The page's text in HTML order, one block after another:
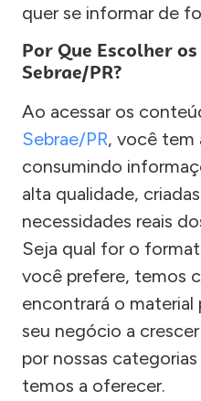
quer se informar de
Por Que Escolher
Sebrae/PR?
Ao acessar os
Sebrae/PR, você tem
consumindo
alta qualidade,
necessidades reais
Seja qual for o
você prefere, temos
encontrará o
seu negócio a
por nossas
temos a oferecer.